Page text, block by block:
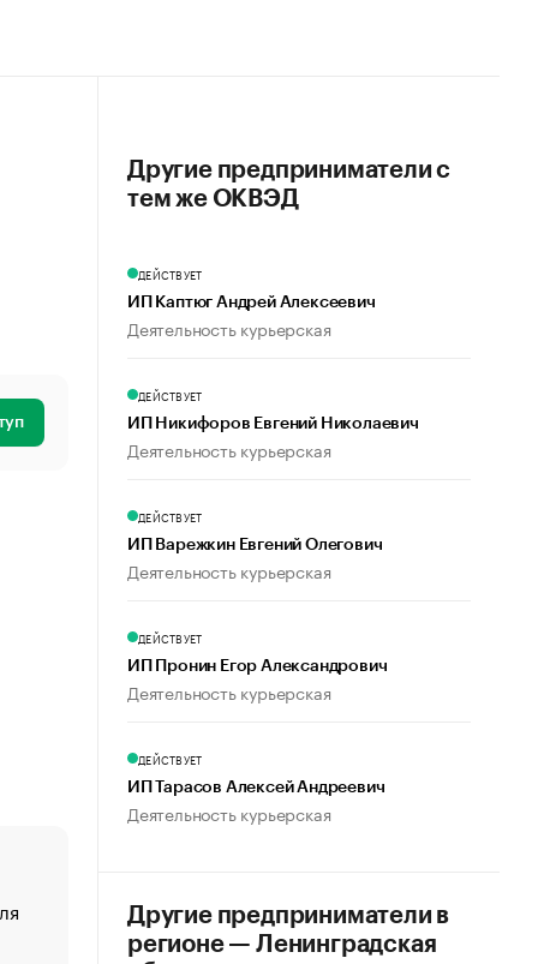
«От спорта тело стареет иначе». Как живет глава
создавшей GTA
Другие предприниматели с
тем же ОКВЭД
ДЕЙСТВУЕТ
ИП Каптюг Андрей Алексеевич
Деятельность курьерская
ДЕЙСТВУЕТ
ИП Никифоров Евгений Николаевич
Деятельность курьерская
ДЕЙСТВУЕТ
ИП Варежкин Евгений Олегович
Деятельность курьерская
ДЕЙСТВУЕТ
ИП Пронин Егор Александрович
Деятельность курьерская
ДЕЙСТВУЕТ
ИП Тарасов Алексей Андреевич
Деятельность курьерская
Другие предприниматели в
регионе — Ленинградская